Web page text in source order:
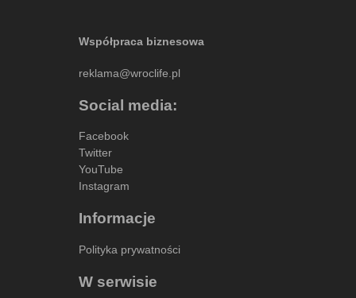
Współpraca biznesowa
reklama@wroclife.pl
Social media:
Facebook
Twitter
YouTube
Instagram
Informacje
Polityka prywatności
W serwisie